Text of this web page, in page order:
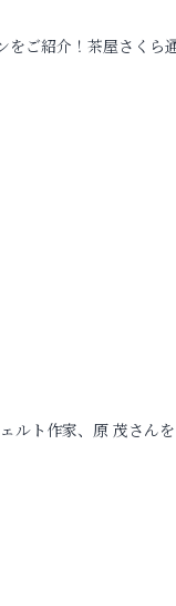
をご紹介！茶屋さくら
ルト作家、原 茂さん